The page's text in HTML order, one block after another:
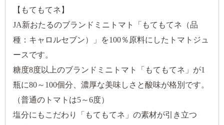
【もてもてネ】
JA新おたるのブランドミニトマト「もてもてネ（品
種：キャロルセブン）」を100％原料にしたトマトジュ
ースです。
糖度8度以上のブランドミニトマト「もてもてネ」が1
瓶に80～100個分、濃厚な美味しさと酸味が格別です。
（普通のトマトは5～6度）
塩分にもこだわり「もてもてネ」の素材が引き立つ